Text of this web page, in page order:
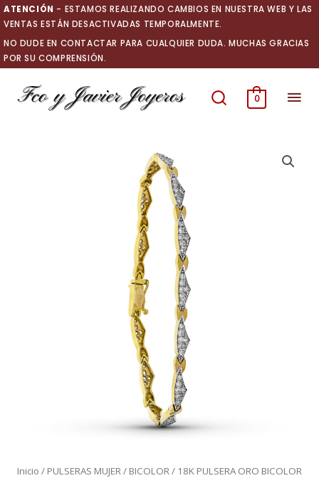
Ir
al
contenido
ATENCIÓN - ESTAMOS REALIZANDO CAMBIOS EN NUESTRA WEB Y LAS
VENTAS ESTÁN DESACTIVADAS TEMPORALMENTE.
NO DUDE EN CONTACTAR PARA CUALQUIER DUDA. MUCHAS GRACIAS
POR SU COMPRENSIÓN.
0
Inicio / PULSERAS MUJER / BICOLOR / 18K PULSERA ORO BICOLOR